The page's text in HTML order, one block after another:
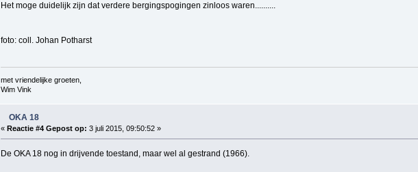
Het moge duidelijk zijn dat verdere bergingspogingen zinloos waren..........
foto: coll. Johan Potharst
met vriendelijke groeten,
Wim Vink
OKA 18
« Reactie #4 Gepost op: 3 juli 2015, 09:50:52 »
De OKA 18 nog in drijvende toestand, maar wel al gestrand (1966).